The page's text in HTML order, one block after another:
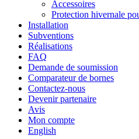
Accessoires
Protection hivernale
Installation
Subventions
Réalisations
FAQ
Demande de soumission
Comparateur de bornes
Contactez-nous
Devenir partenaire
Avis
Mon compte
English